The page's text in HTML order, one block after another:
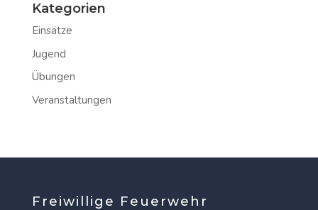
Kategorien
Einsätze
Jugend
Übungen
Veranstaltungen
Freiwillige Feuerwehr